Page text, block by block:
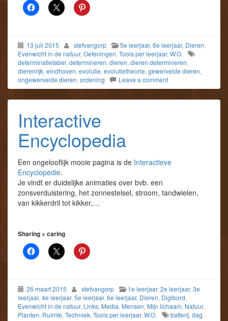
13 juli 2015 stefvangorp 5e leerjaar, 6e leerjaar, Dieren,
Evenwicht in de natuur, Oefeningen, Tools per leerjaar, W.O.
determinatietabel, determineren, dieren, dieren determineren,
dierenrijk, eindhoven, evolutie, evolutietheorie, gewervelde dieren,
ongewervelde dieren, ordening Leave a comment
Interactive
Encyclopedia
Een ongelooflijk mooie pagina is de Interactieve
Encyclopedie.
Je vindt er duidelijke animaties over bvb. een
zonsverduistering, het zonnestelsel, stroom, tandwielen,
van kikkerdril tot kikker,…
Sharing = caring
26 maart 2015 stefvangorp 1e leerjaar, 2e leerjaar, 3e
leerjaar, 4e leerjaar, 5e leerjaar, 6e leerjaar, Dieren, Digibord,
Evenwicht in de natuur, Links, Media, Mensen, Mijn lichaam, Natuur,
Planten, Ruimte, Techniek, Tools per leerjaar, W.O. batterij, dag,